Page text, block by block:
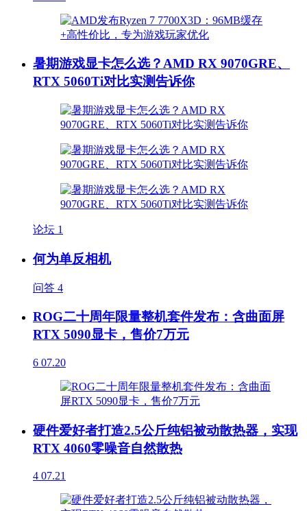
暑期游戏显卡怎么选？AMD RX 9070GRE、
RTX 5060Ti对比实测告诉你
论坛 1
何为单反相机
问答 4
ROG二十周年限量整机套件发布：含曲面屏
RTX 5090显卡，售价7万元
6 07.20
硬件爱好者打造2.5公斤纯铝被动散热器，实现
RTX 4060零噪音自然散热
4 07.21